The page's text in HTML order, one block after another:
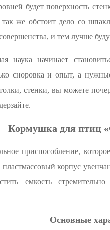
будет поверхность
же обстоит дело со
и тем лучше
наука начинает
сноровка и опыт, а
стенки, вы можете
Кормушка для птиц
приспособление,
корпус
емкость
Основные